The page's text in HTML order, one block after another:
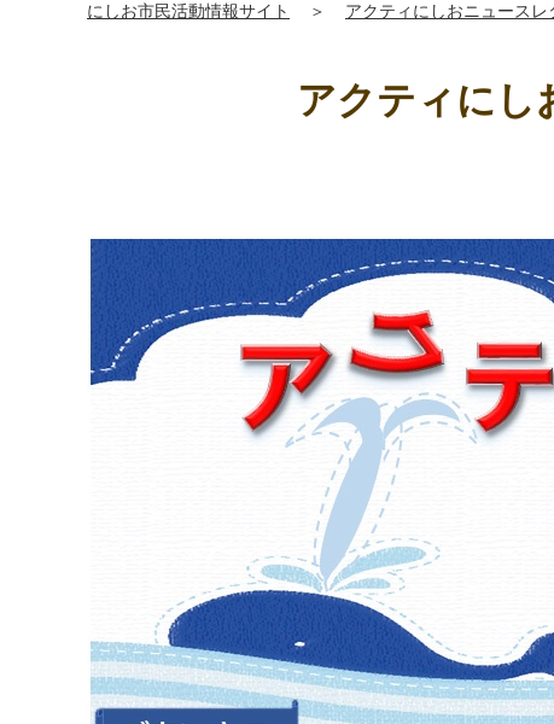
にしお市民活動情報サイト ＞ アクティにしおニュースレ
アクティに